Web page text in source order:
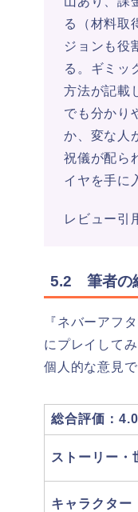
る（材料取
ジョンも役
る。ギミッ
方法が記載
でも分かり
か、変な人
祝儀が配ら
イヤを手に
レビュー引
5.2 筆者の
『ネバーアフ
にプレイして
個人的な意見
総合評価：
ストーリー・
キャラクター